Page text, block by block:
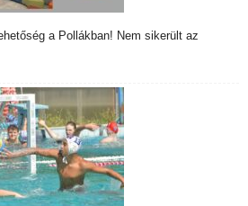
a Pollákban! Nem sikerült az